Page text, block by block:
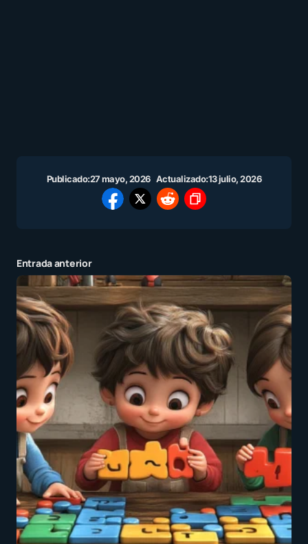
Publicado:27 mayo, 2026 Actualizado:13 julio, 2026
Entrada anterior